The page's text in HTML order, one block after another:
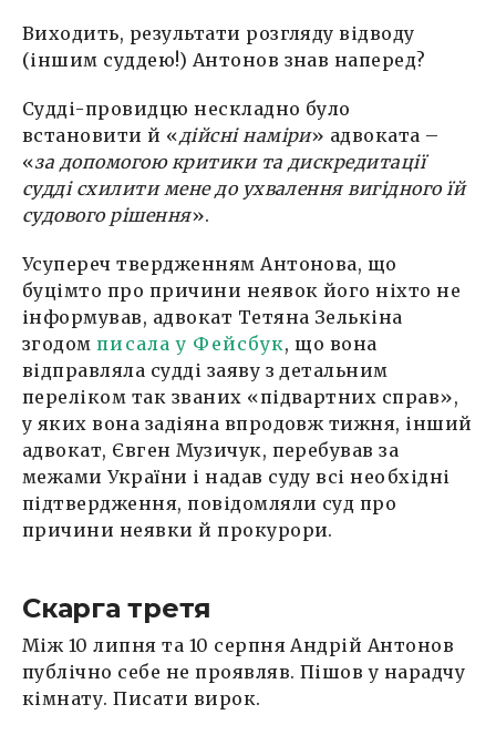
Виходить, результати розгляду відводу
(іншим суддею!) Антонов знав наперед?
Судді-провидцю нескладно було
встановити й «дійсні наміри» адвоката –
«за допомогою критики та дискредитації
судді схилити мене до ухвалення вигідного їй
судового рішення».
Усупереч твердженням Антонова, що
буцімто про причини неявок його ніхто не
інформував, адвокат Тетяна Зелькіна
згодомписала у Фейсбук, що вона
відправляла судді заяву з детальним
переліком так званих «підвартних справ»,
у яких вона задіяна впродовж тижня, інший
адвокат, Євген Музичук, перебував за
межами України і надав суду всі необхідні
підтвердження, повідомляли суд про
причини неявки й прокурори.
Скарга третя
Між 10 липня та 10 серпня Андрій Антонов
публічно себе не проявляв. Пішов у нарадчу
кімнату. Писати вирок.